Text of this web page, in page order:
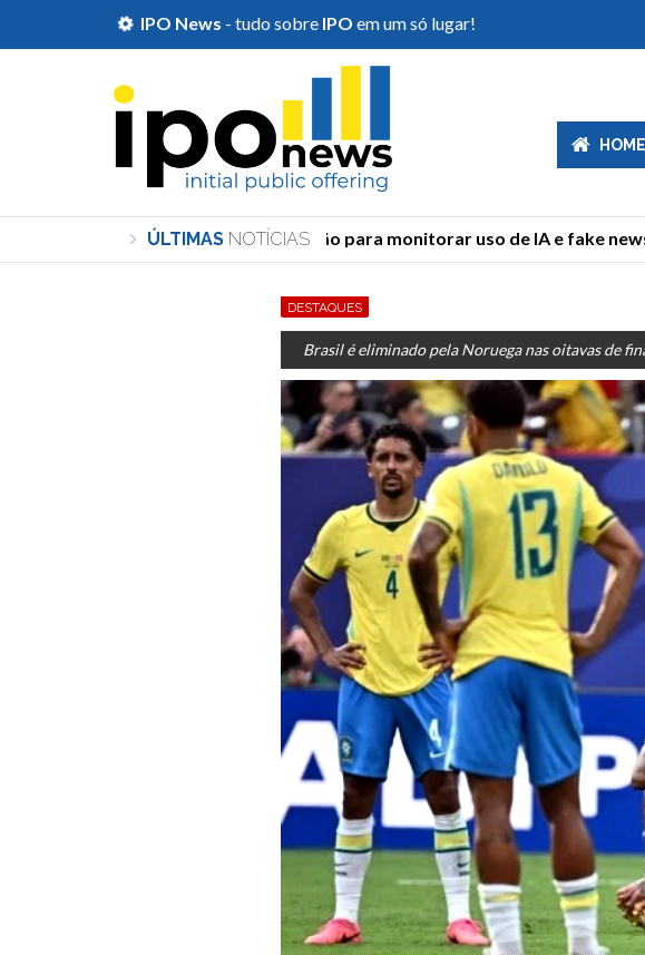
IPO News - tudo sobre IPO em um só lugar!
HOME
ÚLTIMAS NOTÍCIAS
TSE cria órgão para monitorar uso de IA e fake news
DESTAQUES
Brasil é eliminado pela Noruega nas oitavas de